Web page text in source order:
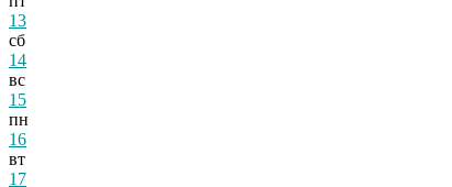
13
сб
14
вс
15
пн
16
вт
17